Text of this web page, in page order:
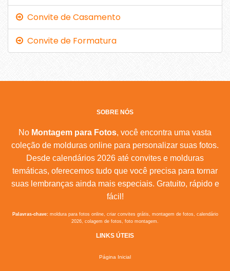
Convite de Casamento
Convite de Formatura
SOBRE NÓS
No Montagem para Fotos, você encontra uma vasta
coleção de molduras online para personalizar suas fotos.
Desde calendários 2026 até convites e molduras
temáticas, oferecemos tudo que você precisa para tornar
suas lembranças ainda mais especiais. Gratuito, rápido e
fácil!
Palavras-chave:moldura para fotos online, criar convites grátis, montagem de fotos, calendário
2026, colagem de fotos, foto montagem.
LINKS ÚTEIS
Página Inicial